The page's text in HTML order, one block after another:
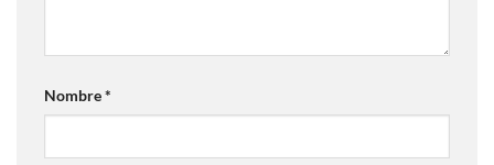
Nombre*